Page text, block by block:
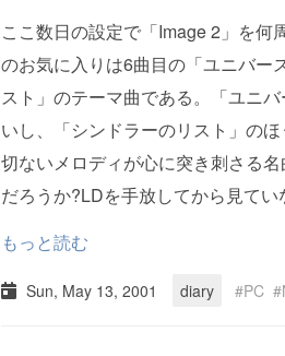
ここ数日の設定で「Image 2」を何
のお気に入りは6曲目の「ユニバー
スト」のテーマ曲である。「ユニ
いし、「シンドラーのリスト」の
切ないメロディが心に突き刺さる
だろうか?LDを手放してから見てい
もっと読む
Sun, May 13, 2001 diary PC